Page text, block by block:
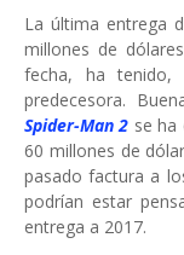
La última entrega
millones de
fecha, ha tenido,
predecesora.
Spider-Man 2 se ha
60 millones de
pasado factura a
podrían estar
entrega a 2017.